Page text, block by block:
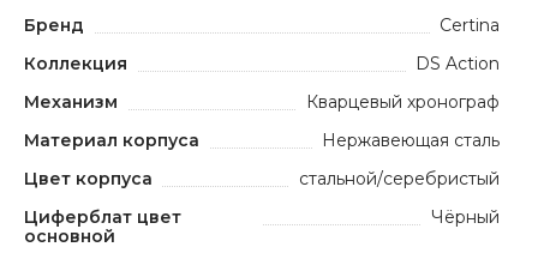
Бренд
Certina
Коллекция
DS Action
Механизм
Кварцевый хронограф
Материал корпуса
Нержавеющая сталь
Цвет корпуса
стальной/серебристый
Циферблат цвет
основной
Чёрный